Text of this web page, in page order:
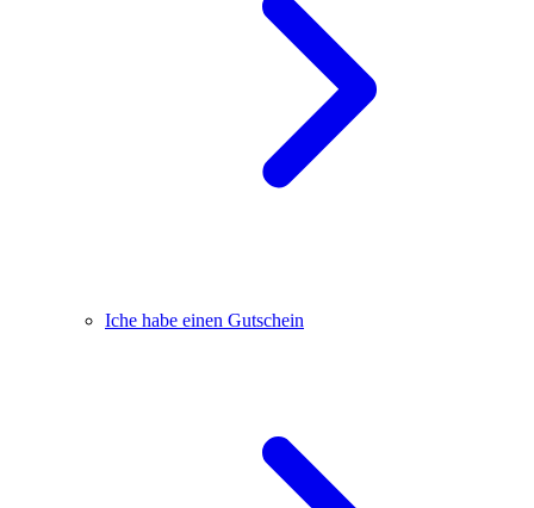
Iche habe einen Gutschein